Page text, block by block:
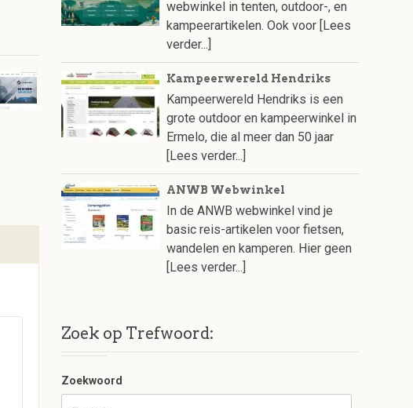
webwinkel in tenten, outdoor-, en
kampeerartikelen. Ook voor [Lees
verder...]
Kampeerwereld Hendriks
Kampeerwereld Hendriks is een
grote outdoor en kampeerwinkel in
Ermelo, die al meer dan 50 jaar
[Lees verder...]
ANWB Webwinkel
In de ANWB webwinkel vind je
basic reis-artikelen voor fietsen,
wandelen en kamperen. Hier geen
[Lees verder...]
Zoek op Trefwoord:
Zoekwoord